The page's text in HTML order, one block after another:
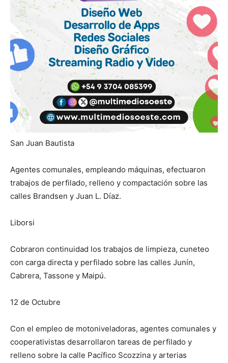
San Juan Bautista
Agentes comunales, empleando máquinas, efectuaron
trabajos de perfilado, relleno y compactación sobre las
calles Brandsen y Juan L. Díaz.
Liborsi
Cobraron continuidad los trabajos de limpieza, cuneteo
con carga directa y perfilado sobre las calles Junín,
Cabrera, Tassone y Maipú.
12 de Octubre
Con el empleo de motoniveladoras, agentes comunales y
cooperativistas desarrollaron tareas de perfilado y
relleno sobre la calle Pacífico Scozzina y arterias